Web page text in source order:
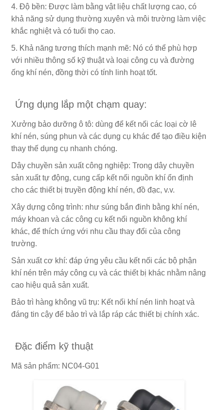
4. Độ bền: Được làm bằng vật liệu chất lượng cao, có
khả năng sử dụng thường xuyên và môi trường làm việc
khắc nghiệt và có tuổi thọ cao.
5. Khả năng tương thích mạnh mẽ: Nó có thể phù hợp
với nhiều thông số kỹ thuật và loại công cụ và đường
ống khí nén, đồng thời có tính linh hoạt tốt.
Ứng dụng lắp một chạm quay:
Xưởng bảo dưỡng ô tô: dùng để kết nối các loại cờ lê
khí nén, súng phun và các dụng cụ khác để tạo điều kiện
thay thế dụng cụ nhanh chóng.
Dây chuyền sản xuất công nghiệp: Trong dây chuyền
sản xuất tự động, cung cấp kết nối nguồn khí ổn định
cho các thiết bị truyền động khí nén, đồ đạc, v.v.
Xây dựng công trình: như súng bắn đinh bằng khí nén,
máy khoan và các công cụ kết nối nguồn không khí
khác, để thích ứng với nhu cầu thay đổi của công
trường.
Sản xuất cơ khí: đáp ứng yêu cầu kết nối các bộ phận
khí nén trên máy công cụ và các thiết bị khác nhằm nâng
cao hiệu quả sản xuất.
Bảo trì hàng không vũ trụ: Kết nối khí nén linh hoạt và
đáng tin cậy để bảo trì và lắp ráp các thiết bị chính xác.
Đặc điểm kỹ thuật
Mã sản phẩm: NC04-G01